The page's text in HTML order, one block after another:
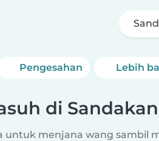
Pengesahan Lebih
di Sandakan
untuk menjana wang sambil